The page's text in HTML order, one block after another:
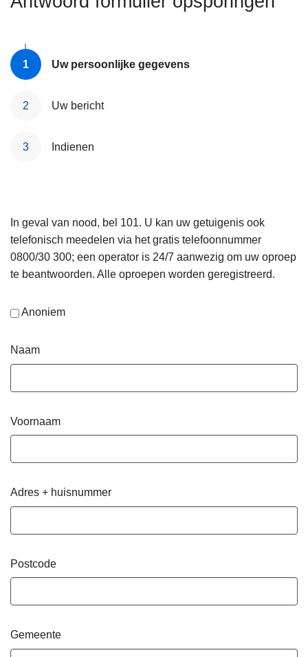
Uw persoonlijke gegevens
Uw bericht
Indienen
In geval van nood, bel 101. U kan uw getuigenis ook
telefonisch meedelen via het gratis telefoonnummer
0800/30 300; een operator is 24/7 aanwezig om uw oproep
te beantwoorden. Alle oproepen worden geregistreerd.
Anoniem
Naam
Voornaam
Adres + huisnummer
Postcode
Gemeente